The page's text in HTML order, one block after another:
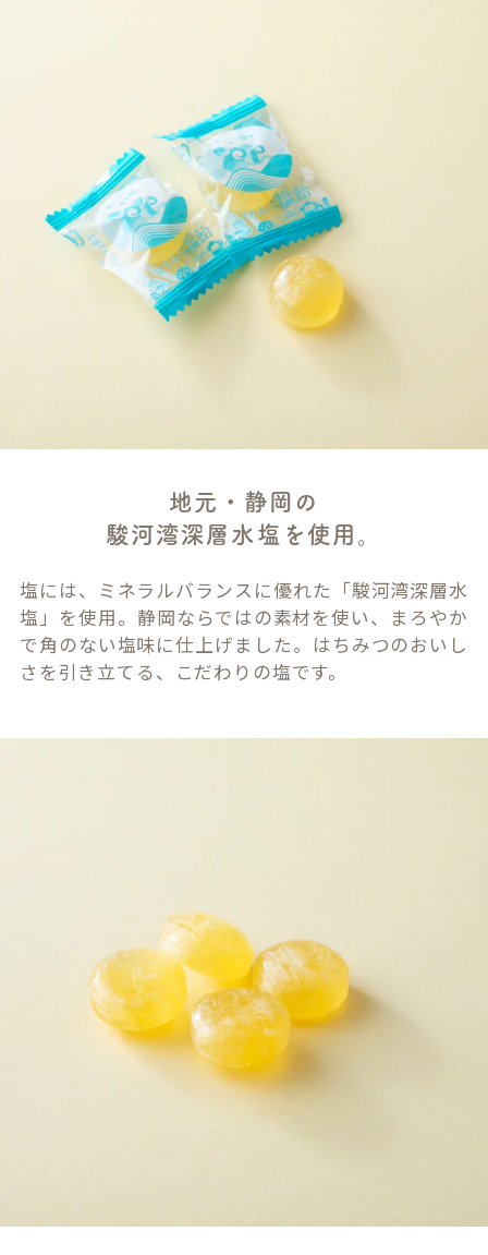
地元・静岡の
駿河湾深層水塩を使用。
塩には、ミネラルバランスに優れた「駿河湾深層水
塩」を使用。静岡ならではの素材を使い、まろやか
で角のない塩味に仕上げました。はちみつのおいし
さを引き立てる、こだわりの塩です。